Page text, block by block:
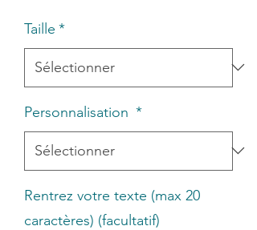
Taille *
Personnalisation *
Rentrez votre texte (max 20
caractères) (facultatif)